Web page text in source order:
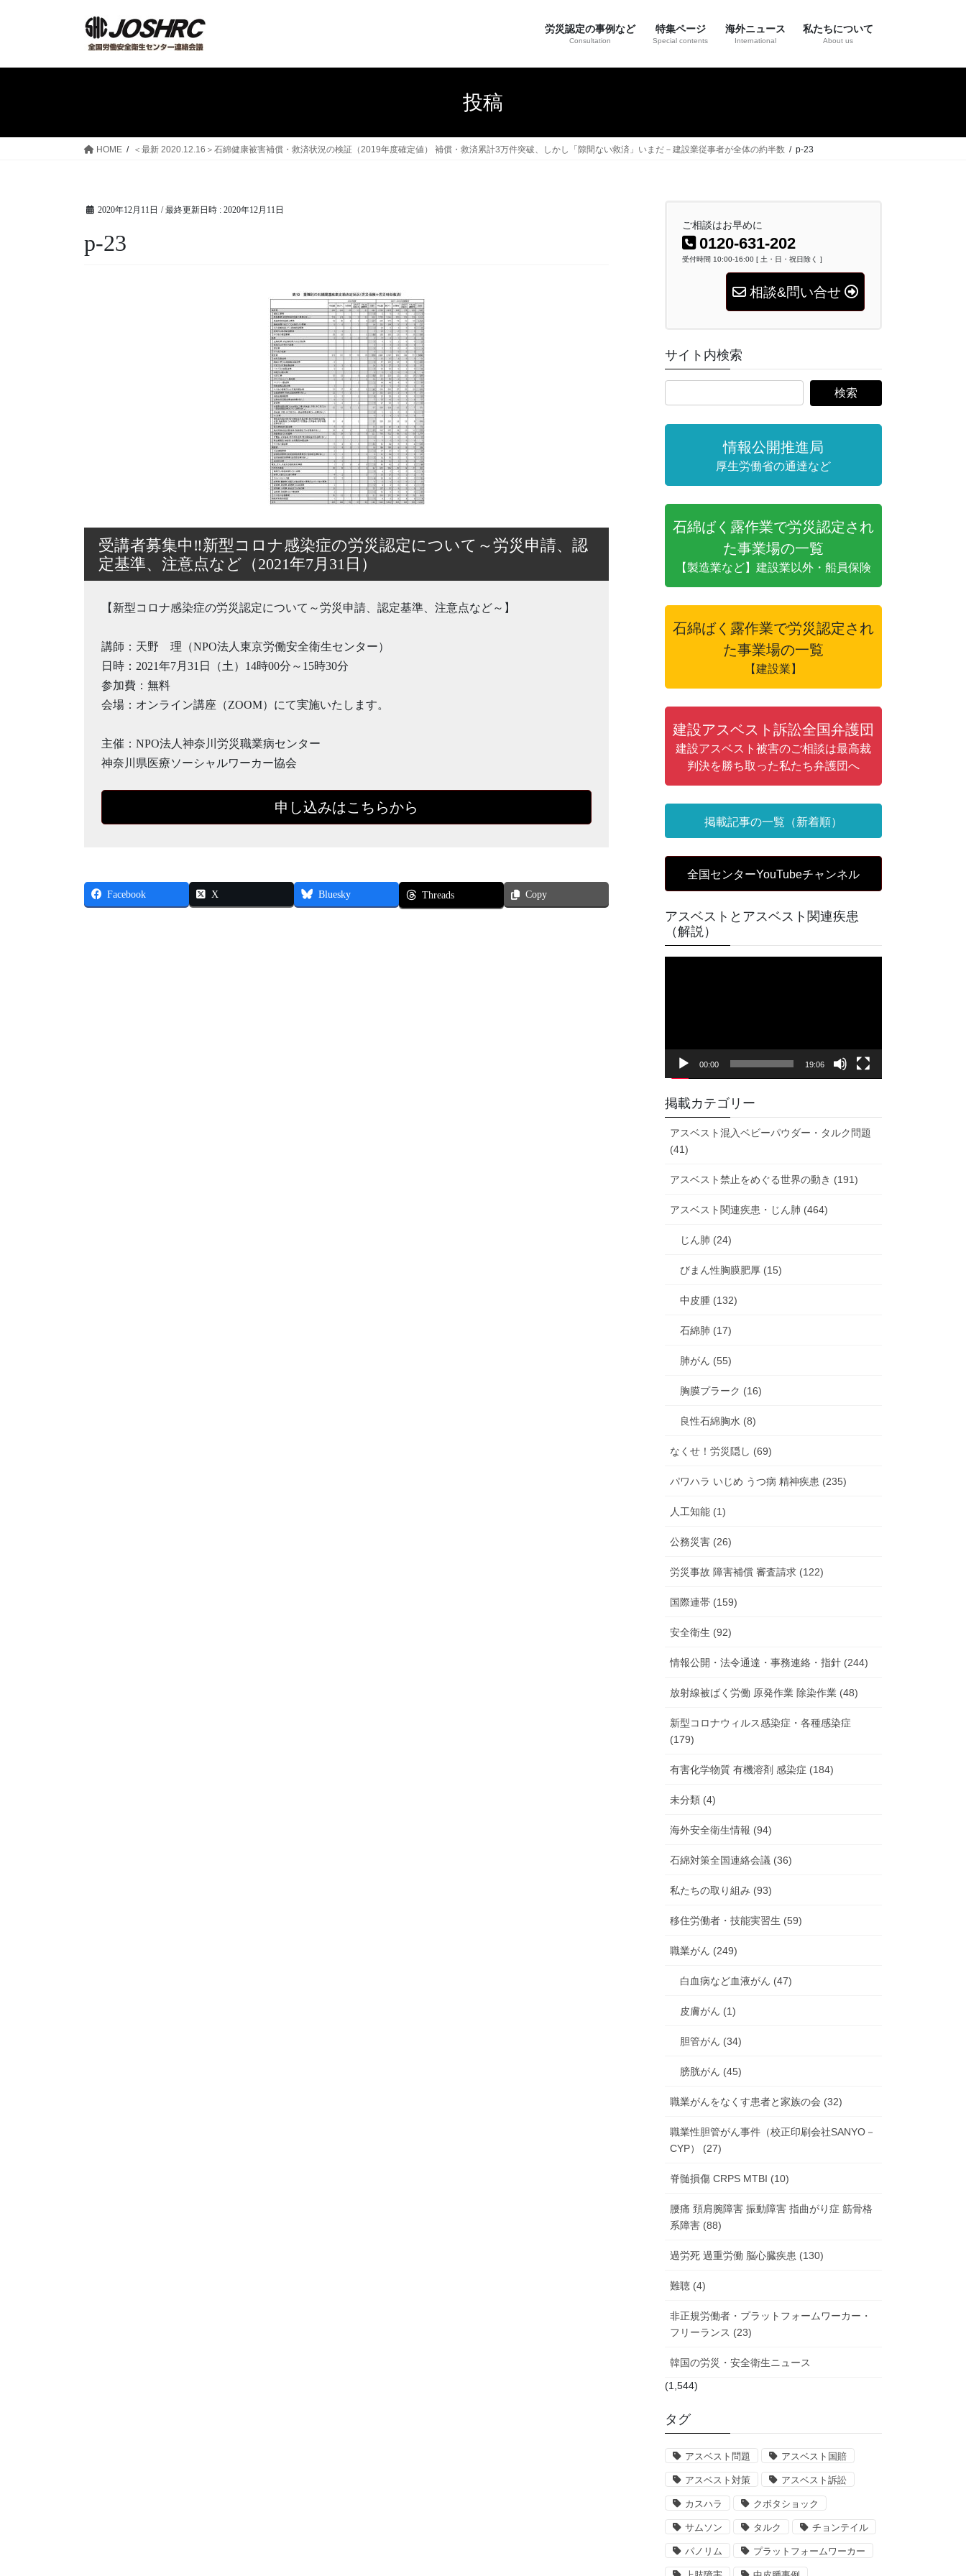
労災認定の事例など
Consultation
特集ページ
Special contents
海外ニュース
International
私たちについて
About us
投稿
HOME ＜最新 2020.12.16＞石綿健康被害補償・救済状況の検証（2019年度確定値） 補償・救済累計3万件突破、しかし「隙間ない救済」いまだ－建設業従事者が全体の約半数 p-23
2020年12月11日 / 最終更新日時 : 2020年12月11日
p-23
受講者募集中‼新型コロナ感染症の労災認定について～労災申請、認
定基準、注意点など（2021年7月31日）
【新型コロナ感染症の労災認定について～労災申請、認定基準、注意点など～】
講師：天野 理（NPO法人東京労働安全衛生センター）
日時：2021年7月31日（土）14時00分～15時30分
参加費：無料
会場：オンライン講座（ZOOM）にて実施いたします。
主催：NPO法人神奈川労災職業病センター
神奈川県医療ソーシャルワーカー協会
申し込みはこちらから
Facebook X Bluesky Threads Copy
ご相談はお早めに
0120-631-202
受付時間 10:00-16:00 [ 土・日・祝日除く ]
相談&問い合せ
サイト内検索
情報公開推進局
厚生労働省の通達など
石綿ばく露作業で労災認定され
た事業場の一覧
【製造業など】建設業以外・船員保険
石綿ばく露作業で労災認定され
た事業場の一覧
【建設業】
建設アスベスト訴訟全国弁護団
建設アスベスト被害のご相談は最高裁
判決を勝ち取った私たち弁護団へ
掲載記事の一覧（新着順）
全国センターYouTubeチャンネル
アスベストとアスベスト関連疾患
（解説）
ヤ
00:00 19:06
掲載カテゴリー
アスベスト混入ベビーパウダー・タルク問題
(41)
アスベスト禁止をめぐる世界の動き (191)
アスベスト関連疾患・じん肺 (464)
じん肺 (24)
びまん性胸膜肥厚 (15)
中皮腫 (132)
石綿肺 (17)
肺がん (55)
胸膜プラーク (16)
良性石綿胸水 (8)
なくせ！労災隠し (69)
パワハラ いじめ うつ病 精神疾患 (235)
人工知能 (1)
公務災害 (26)
労災事故 障害補償 審査請求 (122)
国際連帯 (159)
安全衛生 (92)
情報公開・法令通達・事務連絡・指針 (244)
放射線被ばく労働 原発作業 除染作業 (48)
新型コロナウィルス感染症・各種感染症
(179)
有害化学物質 有機溶剤 感染症 (184)
未分類 (4)
海外安全衛生情報 (94)
石綿対策全国連絡会議 (36)
私たちの取り組み (93)
移住労働者・技能実習生 (59)
職業がん (249)
白血病など血液がん (47)
皮膚がん (1)
胆管がん (34)
膀胱がん (45)
職業がんをなくす患者と家族の会 (32)
職業性胆管がん事件（校正印刷会社SANYO－
CYP） (27)
脊髄損傷 CRPS MTBI (10)
腰痛 頚肩腕障害 振動障害 指曲がり症 筋骨格
系障害 (88)
過労死 過重労働 脳心臓疾患 (130)
難聴 (4)
非正規労働者・プラットフォームワーカー・
フリーランス (23)
韓国の労災・安全衛生ニュース
(1,544)
タグ
アスベスト問題 アスベスト国賠
アスベスト対策 アスベスト訴訟
カスハラ クボタショック
サムソン タルク チョンテイル
パノリム プラットフォームワーカー